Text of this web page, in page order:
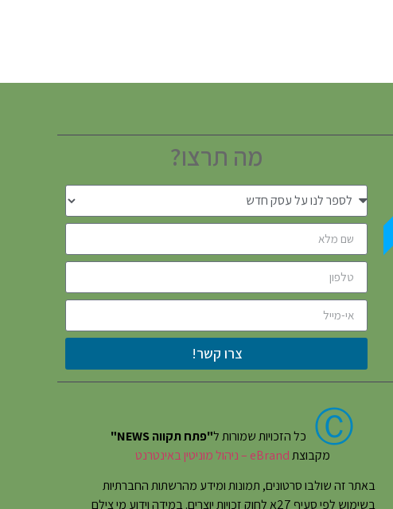
מה תרצו?
צרו קשר!
Ⓒ כל הזכויות שמורות ל"פתח תקווה NEWS"
מקבוצתeBrand – ניהול מוניטין באינטרנט
באתר זה שולבו סרטונים, תמונות ומידע מהרשתות החברתיות
בשימוש לפי סעיף 27א לחוק זכויות יוצרים. במידה וידוע מי צילם